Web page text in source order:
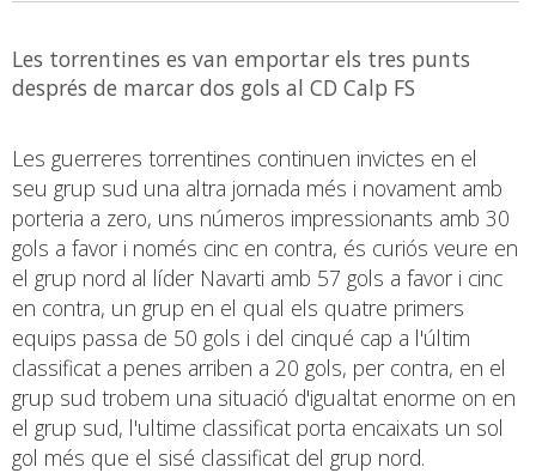
Les torrentines es van emportar els tres punts
després de marcar dos gols al CD Calp FS
Les guerreres torrentines continuen invictes en el
seu grup sud una altra jornada més i novament amb
porteria a zero, uns números impressionants amb 30
gols a favor i només cinc en contra, és curiós veure en
el grup nord al líder Navarti amb 57 gols a favor i cinc
en contra, un grup en el qual els quatre primers
equips passa de 50 gols i del cinqué cap a l'últim
classificat a penes arriben a 20 gols, per contra, en el
grup sud trobem una situació d'igualtat enorme on en
el grup sud, l'ultime classificat porta encaixats un sol
gol més que el sisé classificat del grup nord.